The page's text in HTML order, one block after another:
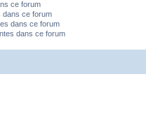
ce forum
dans ce forum
dans ce forum
dans ce forum